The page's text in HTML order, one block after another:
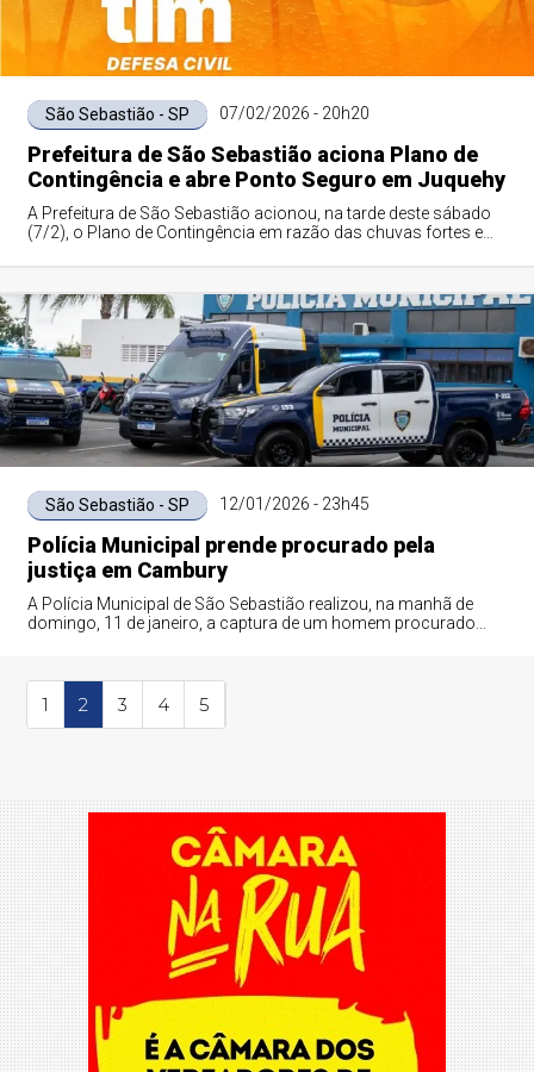
São Sebastião - SP 07/02/2026 - 20h20
Prefeitura de São Sebastião aciona Plano de
Contingência e abre Ponto Seguro em Juquehy
A Prefeitura de São Sebastião acionou, na tarde deste sábado
(7/2), o Plano de Contingência em razão das chuvas fortes e
São Sebastião - SP 12/01/2026 - 23h45
Polícia Municipal prende procurado pela
justiça em Cambury
A Polícia Municipal de São Sebastião realizou, na manhã de
domingo, 11 de janeiro, a captura de um homem procurado
1 2 3 4 5